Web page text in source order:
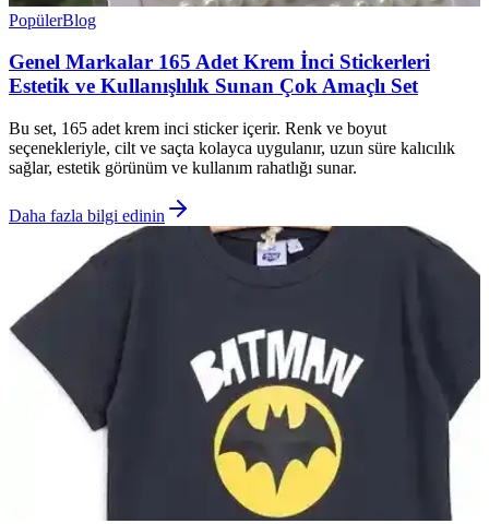
PopülerBlog
Genel Markalar 165 Adet Krem İnci Stickerleri
Estetik ve Kullanışlılık Sunan Çok Amaçlı Set
Bu set, 165 adet krem inci sticker içerir. Renk ve boyut
seçenekleriyle, cilt ve saçta kolayca uygulanır, uzun süre kalıcılık
sağlar, estetik görünüm ve kullanım rahatlığı sunar.
Daha fazla bilgi edinin